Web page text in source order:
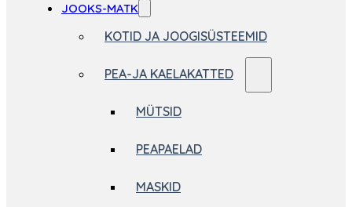
JOOKS-MATK
KOTID JA JOOGISÜSTEEMID
PEA-JA KAELAKATTED
MÜTSID
PEAPAELAD
MASKID